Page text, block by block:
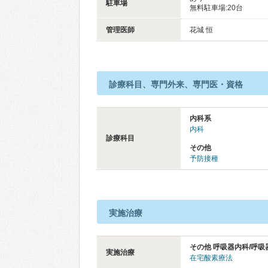
駐車場
無料駐車場:20台
管理医師 花城 恒
診療科目、専門外来、専門医・資格
診療科目
内科系
内科
その他
予防接種
実施治療
実施治療
その他 呼吸器内科/呼吸
在宅酸素療法